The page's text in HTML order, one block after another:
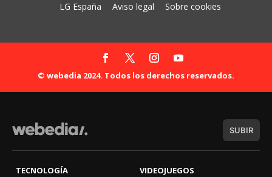
LG España Aviso legal Sobre cookies
© webedia 2024. Todos los derechos reservados.
SUBIR
TECNOLOGÍA
VIDEOJUEGOS